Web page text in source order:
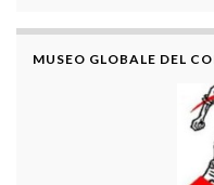
MUSEO GLOBALE DEL